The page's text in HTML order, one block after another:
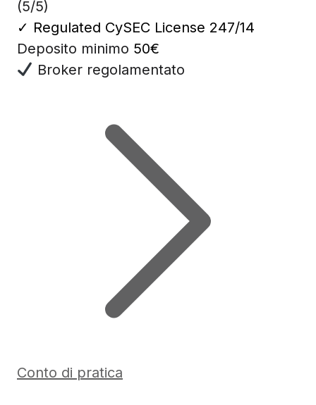
(5/5)
✓ Regulated CySEC License 247/14
Deposito minimo 50€
Broker regolamentato
Conto di pratica